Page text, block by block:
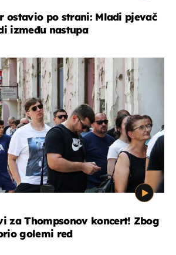
ostavio po strani: Mladi pjevač
između nastupa
za Thompsonov koncert! Zbog
golemi red